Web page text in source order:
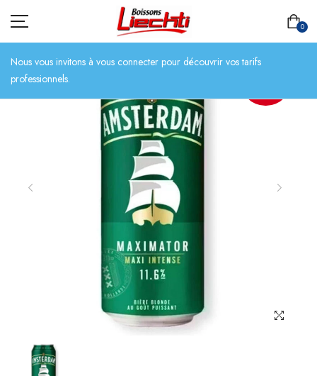
0
TOUT L’ASSORTIMENT
BIÈRES
BOISSONS SANS ALCOOL
CATALOGUES
Nous vous invitons à vous connecter pour découvrir vos tarifs
professionnels.